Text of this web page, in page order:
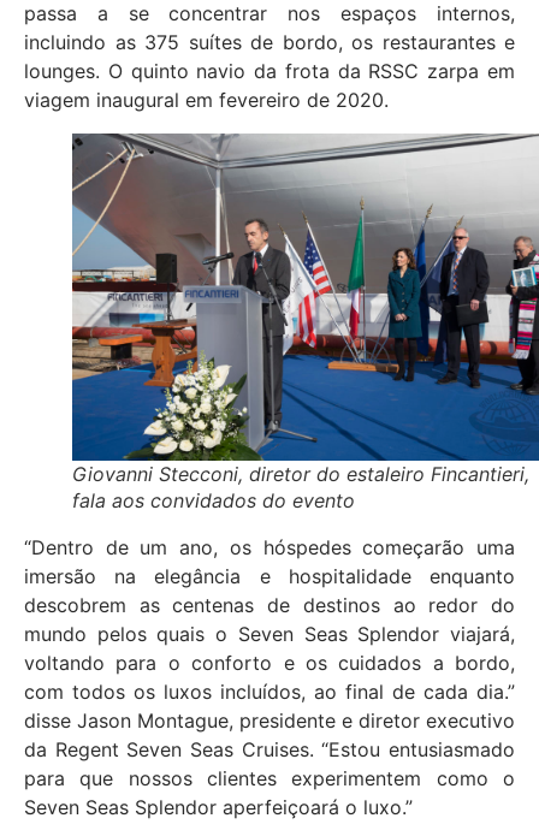
passa a se concentrar nos espaços internos,
incluindo as 375 suítes de bordo, os restaurantes e
lounges. O quinto navio da frota da RSSC zarpa em
viagem inaugural em fevereiro de 2020.
Giovanni Stecconi, diretor do estaleiro Fincantieri,
fala aos convidados do evento
“Dentro de um ano, os hóspedes começarão uma
imersão na elegância e hospitalidade enquanto
descobrem as centenas de destinos ao redor do
mundo pelos quais o Seven Seas Splendor viajará,
voltando para o conforto e os cuidados a bordo,
com todos os luxos incluídos, ao final de cada dia.”
disse Jason Montague, presidente e diretor executivo
da Regent Seven Seas Cruises. “Estou entusiasmado
para que nossos clientes experimentem como o
Seven Seas Splendor aperfeiçoará o luxo.”